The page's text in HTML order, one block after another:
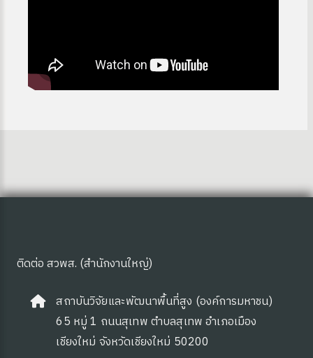
ติดต่อ สวพส. (สำนักงานใหญ่)
สถาบันวิจัยและพัฒนาพื้นที่สูง (องค์การมหาชน)
65 หมู่ 1 ถนนสุเทพ ตำบลสุเทพ อำเภอเมือง
เชียงใหม่ จังหวัดเชียงใหม่ 50200